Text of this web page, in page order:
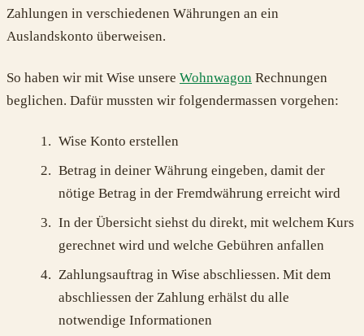
Zahlungen in verschiedenen Währungen an ein
Auslandskonto überweisen.
So haben wir mit Wise unsere Wohnwagon Rechnungen
beglichen. Dafür mussten wir folgendermassen vorgehen:
Wise Konto erstellen
Betrag in deiner Währung eingeben, damit der
nötige Betrag in der Fremdwährung erreicht wird
In der Übersicht siehst du direkt, mit welchem Kurs
gerechnet wird und welche Gebühren anfallen
Zahlungsauftrag in Wise abschliessen. Mit dem
abschliessen der Zahlung erhälst du alle
notwendige Informationen